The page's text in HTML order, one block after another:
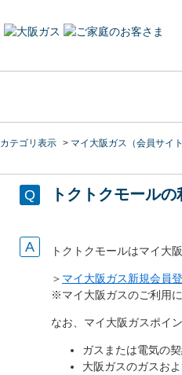
カテゴリ表示 > マイ大阪ガス（会員サイト
トクトクモール
トクトクモールはマイ大
＞ マイ大阪ガス新規会員
※マイ大阪ガスのご利用
なお、マイ大阪ガスポイ
ガスまたは電気の
大阪ガスのガスお